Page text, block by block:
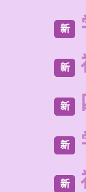
新
新
新
新
新